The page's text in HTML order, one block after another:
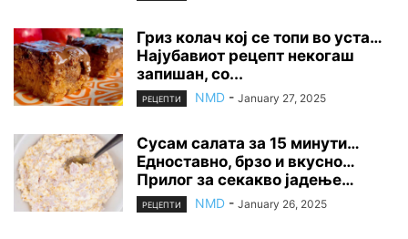
Гриз колач кој се топи во уста…
Најубавиот рецепт некогаш
запишан, со...
РЕЦЕПТИ NMD - January 27, 2025
Сусам салата за 15 минути…
Едноставно, брзо и вкусно…
Прилог за секакво јадење…
РЕЦЕПТИ NMD - January 26, 2025